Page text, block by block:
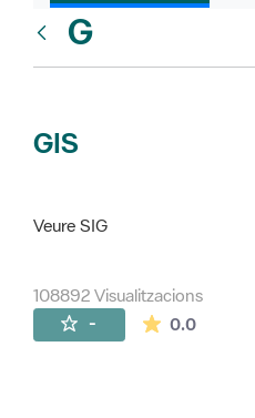
G
GIS
Veure SIG
108892 Visualitzacions
- 0.0La